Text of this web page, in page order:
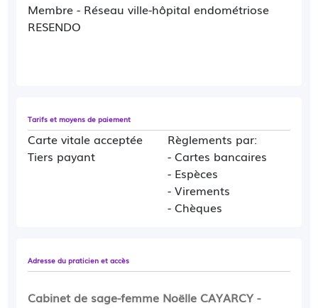
Membre - Réseau ville-hôpital endométriose
RESENDO
Tarifs et moyens de paiement
Carte vitale acceptée
Tiers payant
Règlements par:
- Cartes bancaires
- Espèces
- Virements
- Chèques
Adresse du praticien et accès
Cabinet de sage-femme Noëlle CAYARCY -